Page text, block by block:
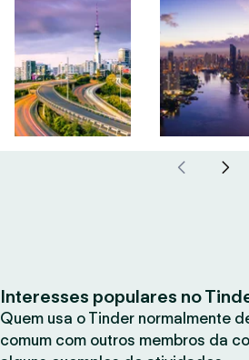
Interesses populares no
Quem usa o Tinder normalmente
comum com outros membros da